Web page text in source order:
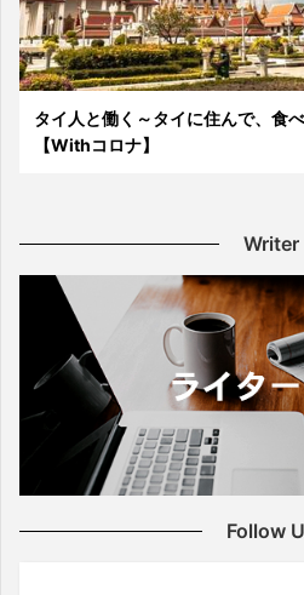
タイ人と働く～タイに住んで、食
【Withコロナ】
Writer
Follow